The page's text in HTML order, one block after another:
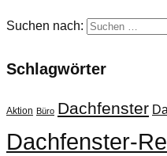
Suchen nach:
Schlagwörter
Aktion Büro Dachfenster
Dachfenster-